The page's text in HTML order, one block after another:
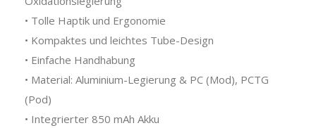
• Tolle Haptik und Ergonomie
• Kompaktes und leichtes Tube-Design
• Einfache Handhabung
• Material: Aluminium-Legierung & PC (Mod), PCTG
(Pod)
• Integrierter 850 mAh Akku